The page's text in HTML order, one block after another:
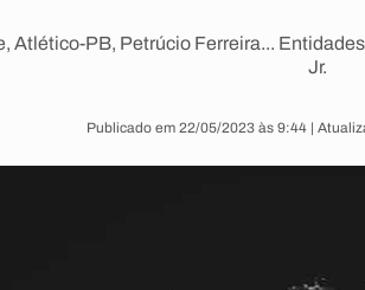
Atlético-PB, Petrúcio Ferreira...
Jr.
Publicado em 22/05/2023 às 9:44 |